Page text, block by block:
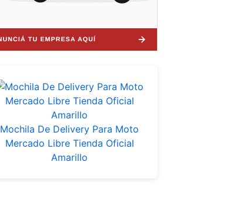
Mochila De Delivery Para Moto
Mercado Libre Tienda Oficial
Amarillo